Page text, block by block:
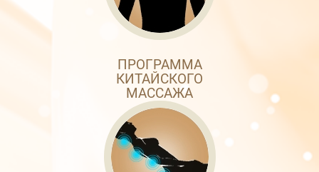
ПРОГРАММА
КИТАЙСКОГО
МАССАЖА